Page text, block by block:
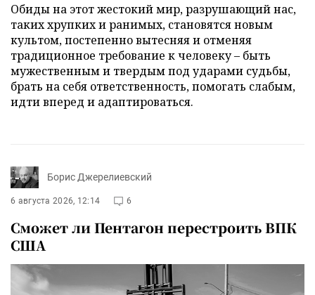
Обиды на этот жестокий мир, разрушающий нас,
таких хрупких и ранимых, становятся новым
культом, постепенно вытесняя и отменяя
традиционное требование к человеку – быть
мужественным и твердым под ударами судьбы,
брать на себя ответственность, помогать слабым,
идти вперед и адаптироваться.
Борис Джерелиевский
6 августа 2026, 12:14 6
Сможет ли Пентагон перестроить ВПК
США